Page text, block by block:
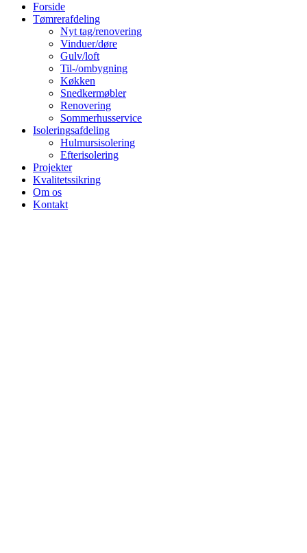
Forside
Tømrerafdeling
Nyt tag/renovering
Vinduer/døre
Gulv/loft
Til-/ombygning
Køkken
Snedkermøbler
Renovering
Sommerhusservice
Isoleringsafdeling
Hulmursisolering
Efterisolering
Projekter
Kvalitetssikring
Om os
Kontakt